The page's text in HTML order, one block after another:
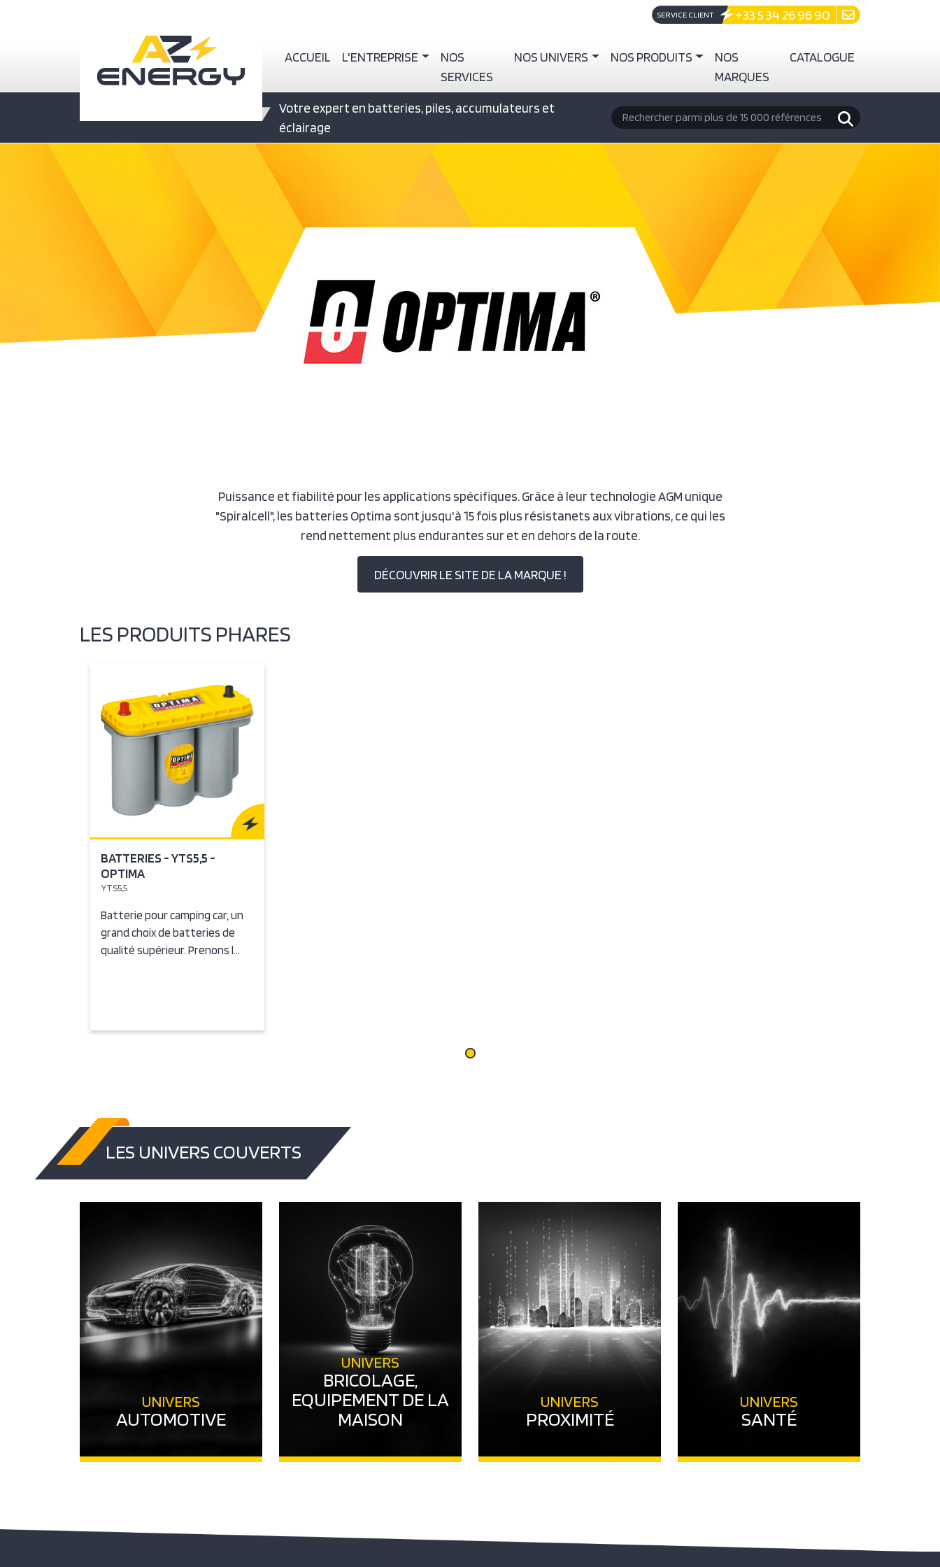
SERVICE CLIENT +33 5 34 26 96 90
ACCUEIL L'ENTREPRISE
NOS
SERVICES
NOS UNIVERS NOS PRODUITS
NOS
MARQUES
CATALOGUE
Votre expert en batteries, piles, accumulateurs et
éclairage
Rechercher
Puissance et fiabilité pour les applications spécifiques. Grâce à leur technologie AGM unique
"Spiralcell", les batteries Optima sont jusqu'à 15 fois plus résistanets aux vibrations, ce qui les
rend nettement plus endurantes sur et en dehors de la route.
DÉCOUVRIR LE SITE DE LA MARQUE !
LES PRODUITS PHARES
BATTERIES - YTS5,5 -
OPTIMA
YTS5,5
Batterie pour camping car, un
grand choix de batteries de
qualité supérieur. Prenons l…
LES UNIVERS COUVERTS
UNIVERS
AUTOMOTIVE
UNIVERS
BRICOLAGE,
EQUIPEMENT DE LA
MAISON
UNIVERS
PROXIMITÉ
UNIVERS
SANTÉ